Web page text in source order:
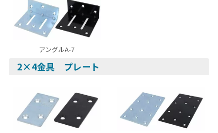
アングルA-7
2×4金具 プレート